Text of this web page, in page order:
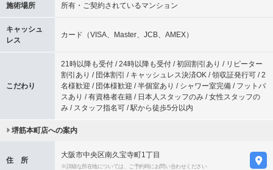
施術場所 所有・ご契約されているマンション
キャッシュ
レス
カード（VISA、Master、JCB、AMEX）
こだわり
21時以降も受付 / 24時以降も受付 / 初回割引あり / リピーター
割引あり / 団体割引 / キャッシュレス決済OK / 領収証発行可 / 2
名様歓迎 / 団体様歓迎 / 半個室あり / シャワー室完備 / フットバ
スあり / 有資格者在籍 / 日本人スタッフのみ / 女性スタッフの
み / スタッフ指名可 / 駅から徒歩5分以内
堺筋本町店への案内
住 所
大阪市中央区南久宝寺町1丁目
※詳細な所在地については、ご予約時にお問い合わせください